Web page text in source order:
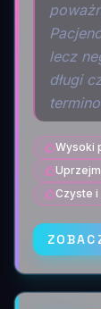
lecz
długi
Wysoki
Czyste